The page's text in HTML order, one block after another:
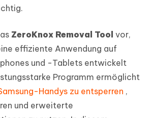
ZeroKnox Removal Tool vor,
effiziente Anwendung auf
und -Tablets entwickelt
Programm ermöglicht
Handys zu entsperren ,
und erweiterte